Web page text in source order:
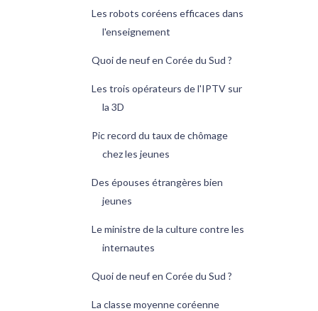
Les robots coréens efficaces dans
l'enseignement
Quoi de neuf en Corée du Sud ?
Les trois opérateurs de l'IPTV sur
la 3D
Pic record du taux de chômage
chez les jeunes
Des épouses étrangères bien
jeunes
Le ministre de la culture contre les
internautes
Quoi de neuf en Corée du Sud ?
La classe moyenne coréenne